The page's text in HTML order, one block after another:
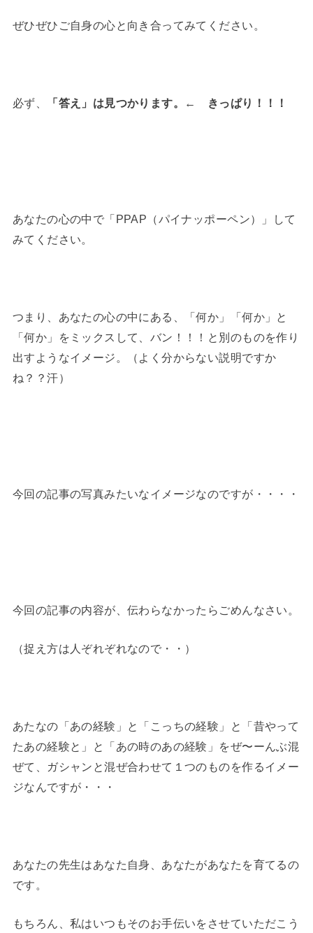
ぜひぜひご自身の心と向き合ってみてください。
必ず、 「答え」は見つかります。 ← きっぱり！！！
あなたの心の中で「PPAP（パイナッポーペン）」して
みてください。
つまり、あなたの心の中にある、「何か」「何か」と
「何か」をミックスして、バン！！！と別のものを作り
出すようなイメージ。（よく分からない説明ですか
ね？？汗）
今回の記事の写真みたいなイメージなのですが・・・・
今回の記事の内容が、伝わらなかったらごめんなさい。
（捉え方は人ぞれぞれなので・・）
あたなの「あの経験」と「こっちの経験」と「昔やって
たあの経験と」と「あの時のあの経験」をぜ〜ーんぶ混
ぜて、ガシャンと混ぜ合わせて１つのものを作るイメー
ジなんですが・・・
あなたの先生はあなた自身、あなたがあなたを育てるの
です。
もちろん、私はいつもそのお手伝いをさせていただこう